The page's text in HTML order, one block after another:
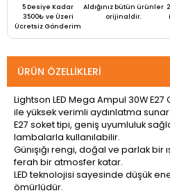
5 Desiye Kadar
3500₺ ve Üzeri
Ücretsiz Gönderim
Aldığınız bütün ürünler
orijinaldir.
ÜRÜN ÖZELLIKLERI
Lightson LED Mega Ampul 30W E27
ile yüksek verimli aydınlatma sunar.
E27 soket tipi, geniş uyumluluk
lambalarla kullanılabilir.
Günışığı rengi, doğal ve parlak bir
ferah bir atmosfer katar.
LED teknolojisi sayesinde düşük
ömürlüdür.